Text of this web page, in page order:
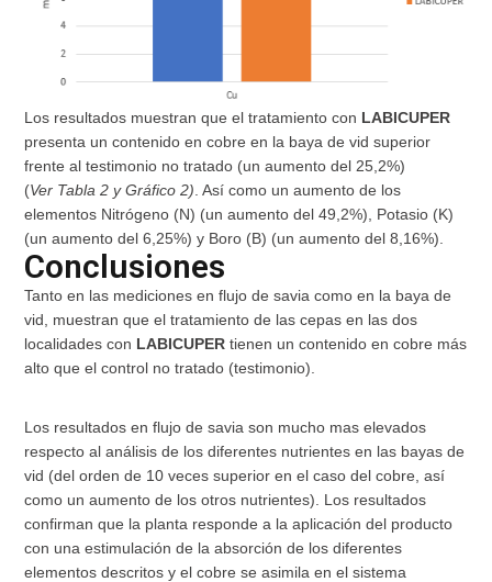
Los resultados muestran que el tratamiento con LABICUPER
presenta un contenido en cobre en la baya de vid superior
frente al testimonio no tratado (un aumento del 25,2%)
(Ver Tabla 2 y Gráfico 2) . Así como un aumento de los
elementos Nitrógeno (N) (un aumento del 49,2%), Potasio (K)
(un aumento del 6,25%) y Boro (B) (un aumento del 8,16%).
Conclusiones
Tanto en las mediciones en flujo de savia como en la baya de
vid, muestran que el tratamiento de las cepas en las dos
localidades con LABICUPER tienen un contenido en cobre más
alto que el control no tratado (testimonio).
Los resultados en flujo de savia son mucho mas elevados
respecto al análisis de los diferentes nutrientes en las bayas de
vid (del orden de 10 veces superior en el caso del cobre, así
como un aumento de los otros nutrientes). Los resultados
confirman que la planta responde a la aplicación del producto
con una estimulación de la absorción de los diferentes
elementos descritos y el cobre se asimila en el sistema